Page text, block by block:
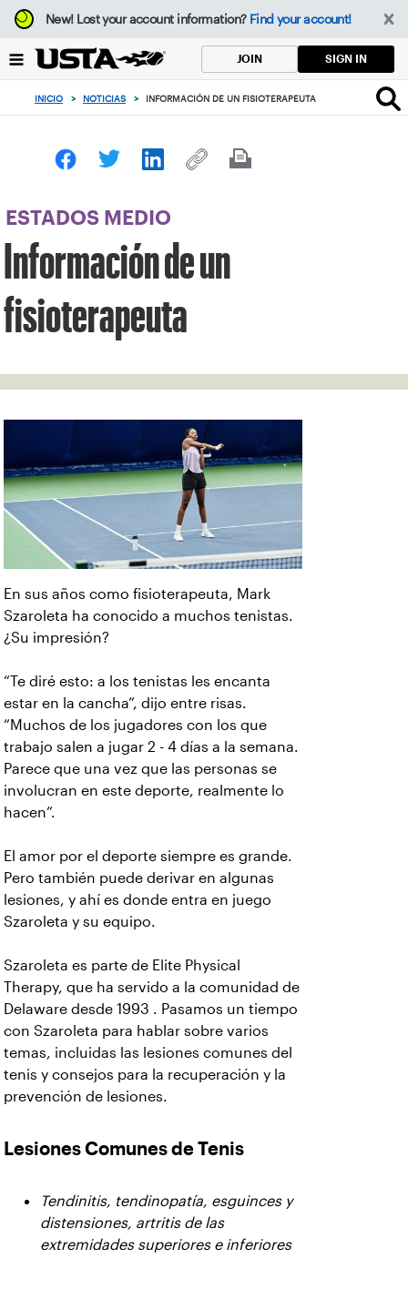
Enfoque
desde
botón
volver
principio
New!Lost your account information? Find your account!
JOIN SIGN IN
INICIO > NOTICIAS > INFORMACIÓN DE UN FISIOTERAPEUTA
ESTADOS MEDIO
Información de un
fisioterapeuta
En sus años como fisioterapeuta, Mark
Szaroleta ha conocido a muchos tenistas.
¿Su impresión?
“Te diré esto: a los tenistas les encanta
estar en la cancha”, dijo entre risas.
“Muchos de los jugadores con los que
trabajo salen a jugar 2 - 4 días a la semana.
Parece que una vez que las personas se
involucran en este deporte, realmente lo
hacen”.
El amor por el deporte siempre es grande.
Pero también puede derivar en algunas
lesiones, y ahí es donde entra en juego
Szaroleta y su equipo.
Szaroleta es parte de Elite Physical
Therapy, que ha servido a la comunidad de
Delaware desde 1993 . Pasamos un tiempo
con Szaroleta para hablar sobre varios
temas, incluidas las lesiones comunes del
tenis y consejos para la recuperación y la
prevención de lesiones.
Lesiones Comunes de Tenis
Tendinitis, tendinopatía, esguinces y
distensiones, artritis de las
extremidades superiores e inferiores